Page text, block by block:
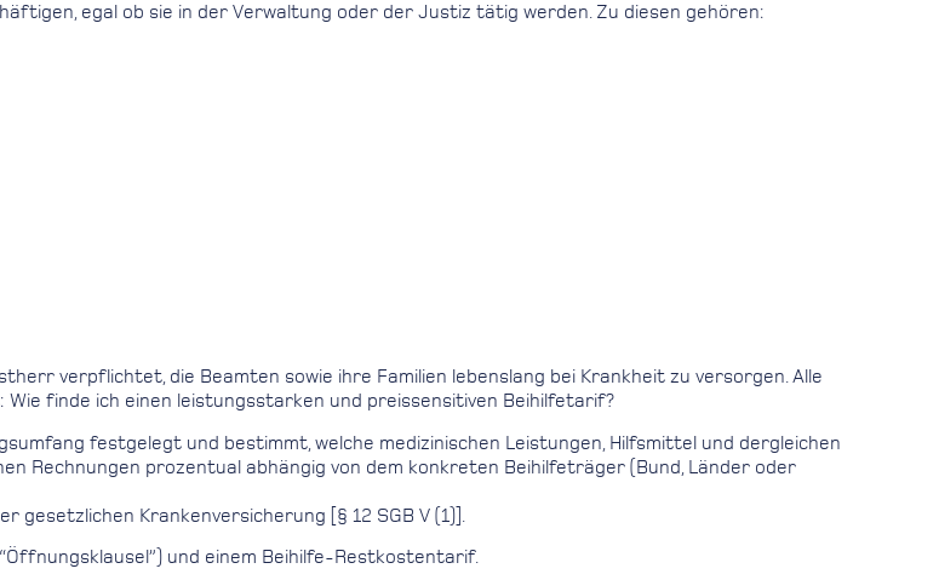
egal ob sie in der Verwaltung oder der Justiz tätig werden. Zu diesen gehören:
verpflichtet, die Beamten sowie ihre Familien lebenslang bei Krankheit zu versorgen. Alle
finde ich einen leistungsstarken und preissensitiven Beihilfetarif?
festgelegt und bestimmt, welche medizinischen Leistungen, Hilfsmittel und dergleichen
Rechnungen prozentual abhängig von dem konkreten Beihilfeträger (Bund, Länder oder
Krankenversicherung [§ 12 SGB V (1)].
und einem Beihilfe-Restkostentarif.